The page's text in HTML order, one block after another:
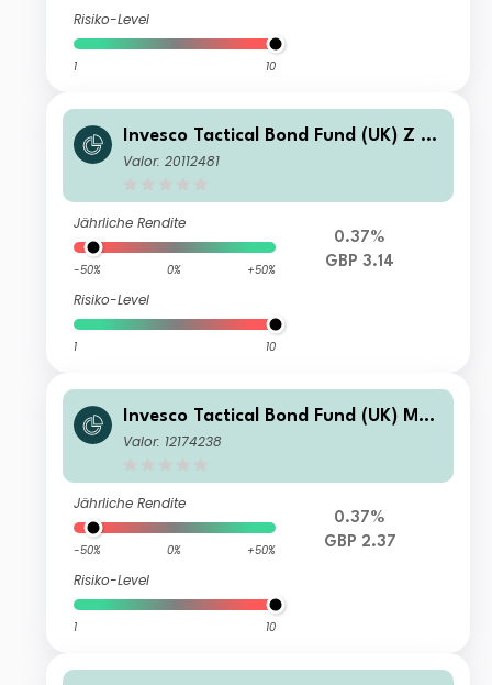
Risiko-Level
1 10
Invesco Tactical Bond Fund (UK) Z (A
cc)
Valor: 20112481
Jährliche Rendite
-50% 0% +50%
Risiko-Level
1 10
0.37%
GBP 3.14
Invesco Tactical Bond Fund (UK) M
(Acc)
Valor: 12174238
Jährliche Rendite
-50% 0% +50%
Risiko-Level
1 10
0.37%
GBP 2.37